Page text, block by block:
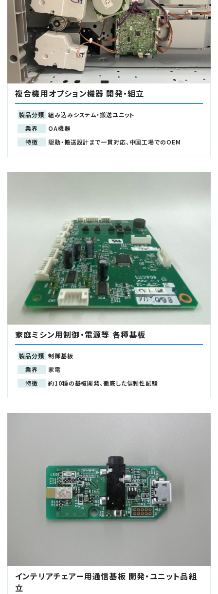
複合機用オプション機器 開発・組立
製品分類 組み込みシステム・搬送ユニット
業界
OA機器
特徴
駆動・搬送設計まで一貫対応、中国工場でのOEM
家庭ミシン用制御・電源等 各種基板
製品分類 制御基板
業界
家電
特徴
約10種の基板開発、徹底した信頼性試験
インテリアチェアー用通信基板 開発・ユニット品組
立